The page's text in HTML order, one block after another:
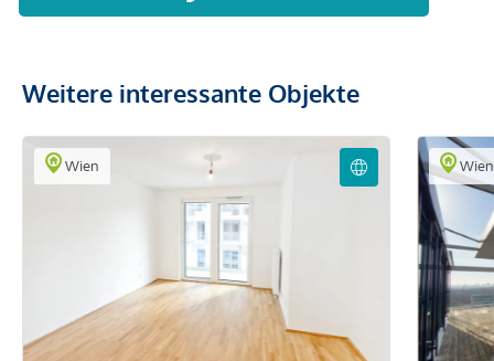
Weitere interessante Objekte
Wien Wien